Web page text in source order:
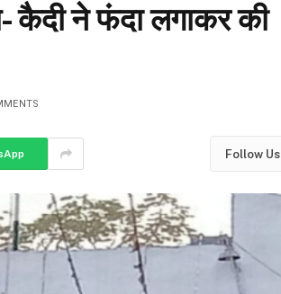
कैदी ने फंदा लगाकर की
Follow Us